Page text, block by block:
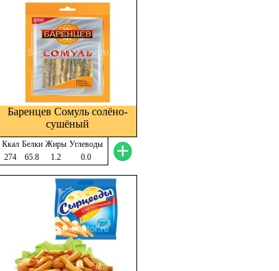
Баренцев Сомуль солёно-
сушёный
Ккал Белки Жиры Углеводы
274
65.8 1.2 0.0